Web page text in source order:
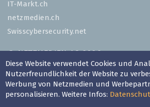
IT-Markt.ch
netzmedien.ch
Swisscybersecurity.net
Impressum
AGB
Nutzungsbestimmungen
Diese Website verwendet Cookies und
Nutzerfreundlichkeit der Website zu
Werbung von Netzmedien und
personalisieren. Weitere Infos: